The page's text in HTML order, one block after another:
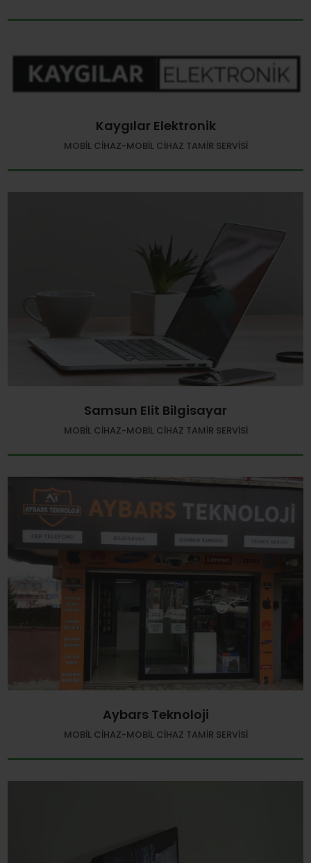
Kaygılar Elektronik
MOBIL CIHAZ-MOBIL CIHAZ TAMIR SERVISI
Samsun Elit Bilgisayar
MOBIL CIHAZ-MOBIL CIHAZ TAMIR SERVISI
Aybars Teknoloji
MOBIL CIHAZ-MOBIL CIHAZ TAMIR SERVISI